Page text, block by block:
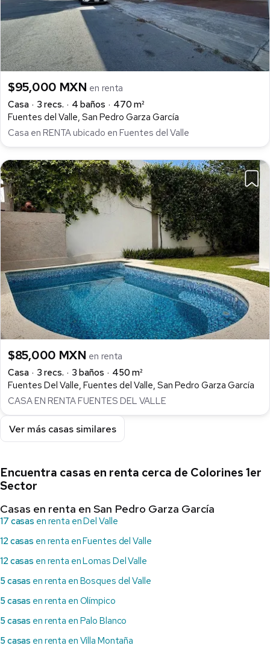
$95,000 MXN en renta
Casa
3 recs. 4 baños
470 m²
Fuentes del Valle, San Pedro Garza García
Casa en RENTA ubicado en Fuentes del Valle
$85,000 MXN en renta
Casa
3 recs. 3 baños
450 m²
Fuentes Del Valle, Fuentes del Valle, San Pedro Garza García
CASA EN RENTA FUENTES DEL VALLE
Ver más casas similares
Encuentra casas en renta cerca de Colorines 1er
Sector
Casas en renta en San Pedro Garza García
17 casas en renta en Del Valle
12 casas en renta en Fuentes del Valle
12 casas en renta en Lomas Del Valle
5 casas en renta en Bosques del Valle
5 casas en renta en Olímpico
5 casas en renta en Palo Blanco
5 casas en renta en Villa Montaña